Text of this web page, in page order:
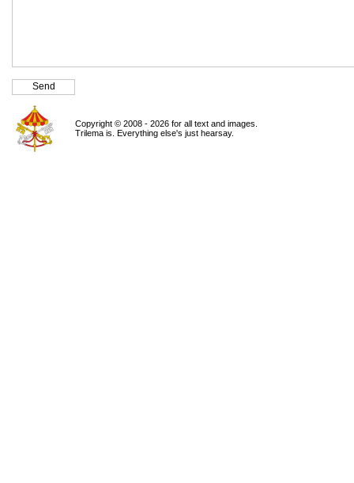
Copyright © 2008 - 2026 for all text and images.
Trilema is. Everything else's just hearsay.